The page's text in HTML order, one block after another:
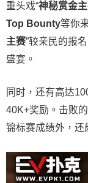
重头戏“神秘赏金
Top Bounty等你
主赛”较亲民的报
盛宴。
同时，还有高达
40K+奖励。击败
锦标赛成绩外，还